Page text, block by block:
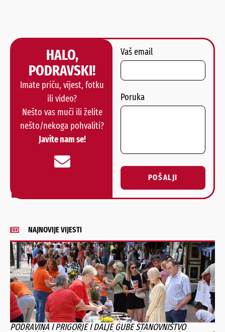
HALO,
PODRAVSKI!
Imate priču, vijest, fotku
ili video?
Nešto vas muči ili želite
nešto/nekoga pohvaliti?
Javite nam se!
Vaš email
Poruka
POŠALJI
Alternative:
NAJNOVIJE VIJESTI
PODRAVINA I PRIGORJE I DALJE GUBE STANOVNIŠTVO